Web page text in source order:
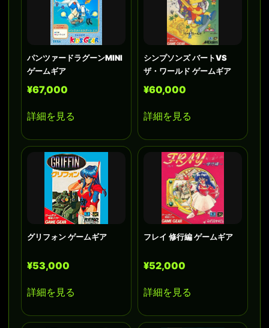
パンツァードラグーンMINI
ゲームギア
¥67,000
詳細を見る
シンプソンズ バートVS
ザ・ワールド ゲームギア
¥60,000
詳細を見る
グリフォン ゲームギア
¥53,000
詳細を見る
フレイ 修行編 ゲームギア
¥52,000
詳細を見る